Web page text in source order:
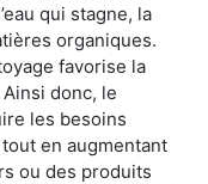
qui stagne, la
organiques.
favorise la
donc, le
les besoins
en augmentant
ou des produits